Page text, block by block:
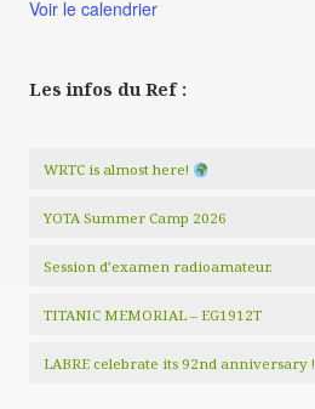
v
n
m
n
t
Voir le calendrier
Les infos du Ref :
WRTC is almost here!
YOTA Summer Camp 2026
Session d’examen radioamateur.
TITANIC MEMORIAL – EG1912T
LABRE celebrate its 92nd anniversary !